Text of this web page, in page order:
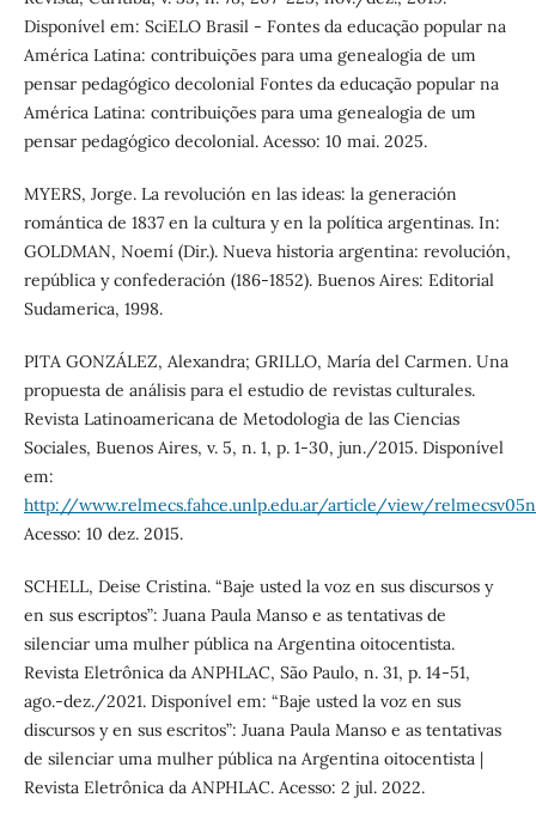
Disponível em: SciELO Brasil - Fontes da educação popular na
América Latina: contribuições para uma genealogia de um
pensar pedagógico decolonial Fontes da educação popular na
América Latina: contribuições para uma genealogia de um
pensar pedagógico decolonial. Acesso: 10 mai. 2025.
MYERS, Jorge. La revolución en las ideas: la generación
romántica de 1837 en la cultura y en la política argentinas. In:
GOLDMAN, Noemí (Dir.). Nueva historia argentina: revolución,
república y confederación (186-1852). Buenos Aires: Editorial
Sudamerica, 1998.
PITA GONZÁLEZ, Alexandra; GRILLO, María del Carmen. Una
propuesta de análisis para el estudio de revistas culturales.
Revista Latinoamericana de Metodologia de las Ciencias
Sociales, Buenos Aires, v. 5, n. 1, p. 1-30, jun./2015. Disponível
em:
http://www.relmecs.fahce.unlp.edu.ar/article/view/
Acesso: 10 dez. 2015.
SCHELL, Deise Cristina. “Baje usted la voz en sus discursos y
en sus escriptos”: Juana Paula Manso e as tentativas de
silenciar uma mulher pública na Argentina oitocentista.
Revista Eletrônica da ANPHLAC, São Paulo, n. 31, p. 14-51,
ago.-dez./2021. Disponível em: “Baje usted la voz en sus
discursos y en sus escritos”: Juana Paula Manso e as tentativas
de silenciar uma mulher pública na Argentina oitocentista |
Revista Eletrônica da ANPHLAC. Acesso: 2 jul. 2022.